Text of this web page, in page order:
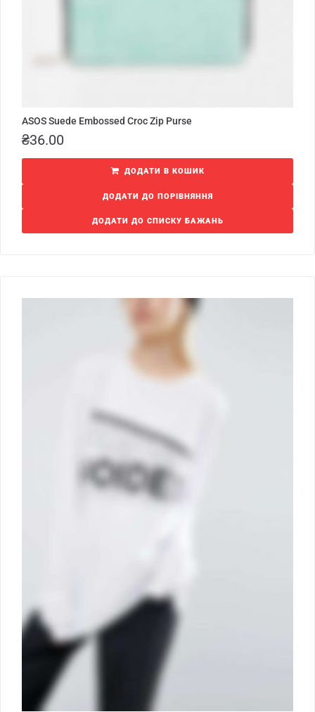
ASOS Suede Embossed Croc Zip Purse
₴36.00
ДОДАТИ В КОШИК
ДОДАТИ ДО ПОРІВНЯННЯ
ДОДАТИ ДО СПИСКУ БАЖАНЬ